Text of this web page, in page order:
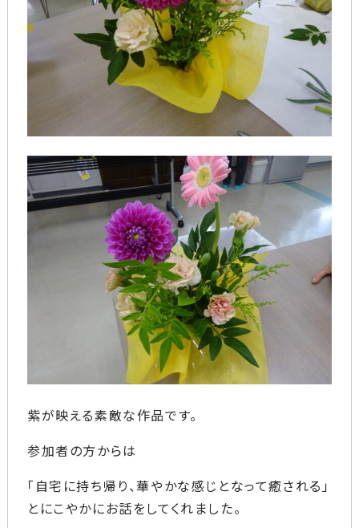
紫が映える素敵な作品です。
参加者の方からは
「自宅に持ち帰り、華やかな感じとなって癒される」
とにこやかにお話をしてくれました。